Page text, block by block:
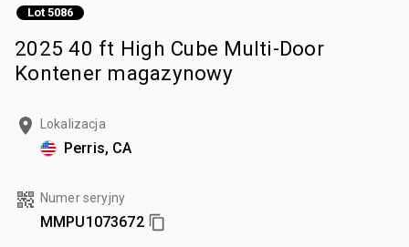
Lot 5086
2025 40 ft High Cube Multi-Door
Kontener magazynowy
Lokalizacja
Perris, CA
Numer seryjny
MMPU1073672